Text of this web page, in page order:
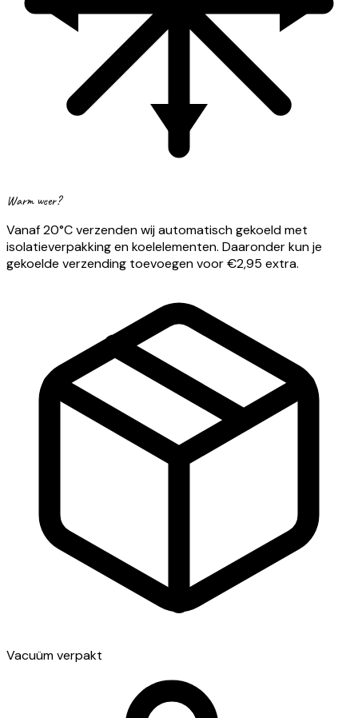
Warm weer?
Vanaf 20°C verzenden wij automatisch gekoeld met
isolatieverpakking en koelelementen. Daaronder kun je
gekoelde verzending toevoegen voor €2,95 extra.
Vacuüm verpakt